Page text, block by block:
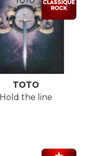
TOTO
Hold the line